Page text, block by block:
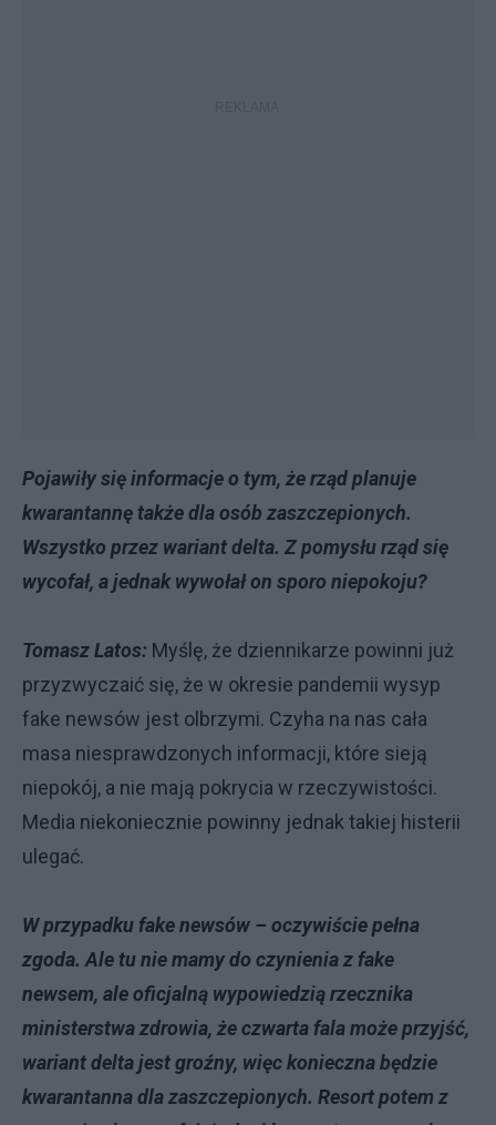
Pojawiły się informacje o tym, że rząd planuje
kwarantannę także dla osób zaszczepionych.
Wszystko przez wariant delta. Z pomysłu rząd się
wycofał, a jednak wywołał on sporo niepokoju?
Tomasz Latos: Myślę, że dziennikarze powinni już
przyzwyczaić się, że w okresie pandemii wysyp
fake newsów jest olbrzymi. Czyha na nas cała
masa niesprawdzonych informacji, które sieją
niepokój, a nie mają pokrycia w rzeczywistości.
Media niekoniecznie powinny jednak takiej histerii
ulegać.
W przypadku fake newsów – oczywiście pełna
zgoda. Ale tu nie mamy do czynienia z fake
newsem, ale oficjalną wypowiedzią rzecznika
ministerstwa zdrowia, że czwarta fala może przyjść,
wariant delta jest groźny, więc konieczna będzie
kwarantanna dla zaszczepionych. Resort potem z